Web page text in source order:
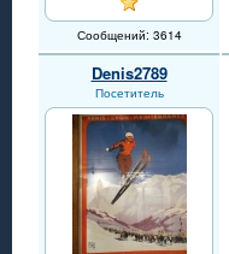
Сообщений: 3614
Denis2789
Посетитель